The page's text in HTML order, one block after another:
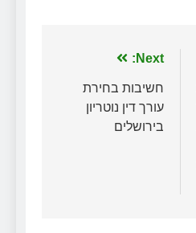
Next:
חשיבות בחירת
עורך דין נוטריון
בירושלים